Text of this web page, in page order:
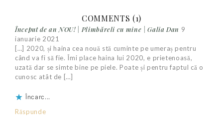
COMMENTS (1)
Început de an NOU! | Plimbăreli cu mine | Galia Dan 9
ianuarie 2021
[…] 2020, și haina cea nouă stă cuminte pe umeraș pentru
când va fi să fie. Îmi place haina lui 2020, e prietenoasă,
uzată dar se simte bine pe piele. Poate și pentru faptul că o
cunosc atât de […]
Încarc...
Răspunde